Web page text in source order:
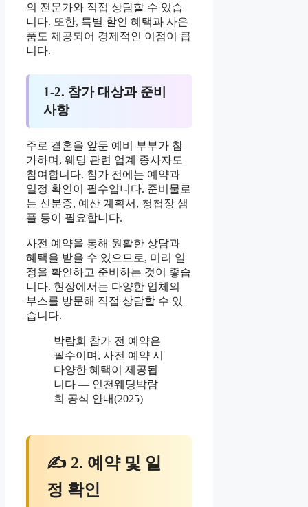
의 전문가와 직접 상담할 수 있습
니다. 또한, 특별 할인 혜택과 사은
품도 제공되어 경제적인 이점이 큽
니다.
1-2. 참가 대상과 준비
사항
주로 결혼을 앞둔 예비 부부가 참
가하며, 웨딩 관련 업계 종사자도
참여합니다. 참가 전에는 예약과
일정 확인이 필수입니다. 준비물로
는 신분증, 예산 계획서, 청첩장 샘
플 등이 필요합니다.
사전 예약을 통해 원활한 상담과
혜택을 받을 수 있으므로, 미리 일
정을 확인하고 준비하는 것이 좋습
니다. 현장에서는 다양한 업체의
부스를 방문해 직접 상담할 수 있
습니다.
박람회 참가 전 예약은
필수이며, 사전 예약 시
다양한 혜택이 제공됩
니다 — 인천웨딩박람
회 공식 안내(2025)
✍ 2. 예약 및 일
정 확인